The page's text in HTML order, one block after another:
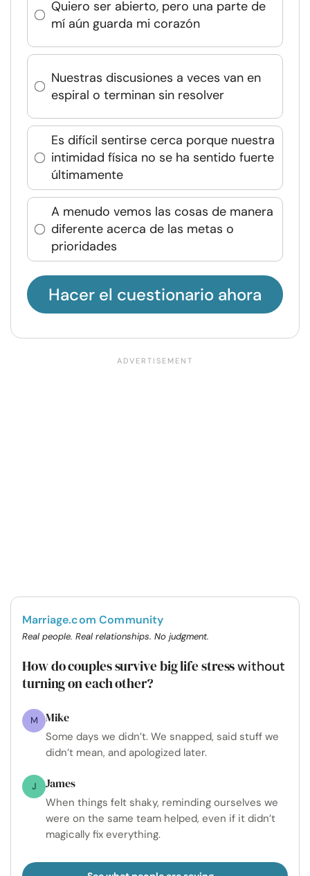
Quiero ser abierto, pero una parte de
mí aún guarda mi corazón
Nuestras discusiones a veces van en
espiral o terminan sin resolver
Es difícil sentirse cerca porque nuestra
intimidad física no se ha sentido fuerte
últimamente
A menudo vemos las cosas de manera
diferente acerca de las metas o
prioridades
Hacer el cuestionario ahora
Marriage.com Community
Real people. Real relationships. No judgment.
How do couples survive big life stresswithout
turning on each other?
M Mike
Some days we didn’t. We snapped, said stuff we
didn’t mean, and apologized later.
J James
When things felt shaky, reminding ourselves we
were on the same team helped, even if it didn’t
magically fix everything.